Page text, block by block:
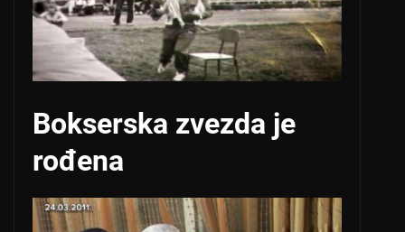
Bokserska zvezda je
rođena